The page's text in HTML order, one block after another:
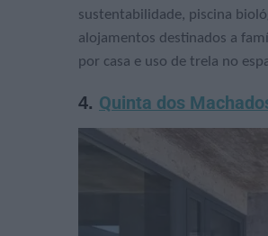
sustentabilidade, piscina
alojamentos destinados a
por casa e uso de trela no
4. Quinta dos